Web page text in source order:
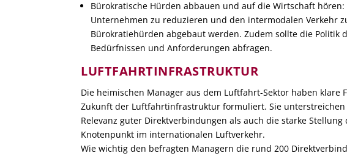
Bürokratische Hürden abbauen und auf die Wirtschaft
Unternehmen zu reduzieren und den intermodalen Verkehr
Bürokratiehürden abgebaut werden. Zudem sollte die Politik
Bedürfnissen und Anforderungen abfragen.
LUFTFAHRTINFRASTRUKTUR
Die heimischen Manager aus dem Luftfahrt-Sektor haben klare
Zukunft der Luftfahrtinfrastruktur formuliert. Sie
Relevanz guter Direktverbindungen als auch die starke
Knotenpunkt im internationalen Luftverkehr.
Wie wichtig den befragten Managern die rund 200